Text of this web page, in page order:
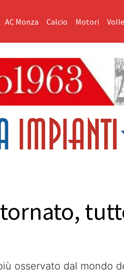
AC Monza Calcio Motori
osservato dal mondo